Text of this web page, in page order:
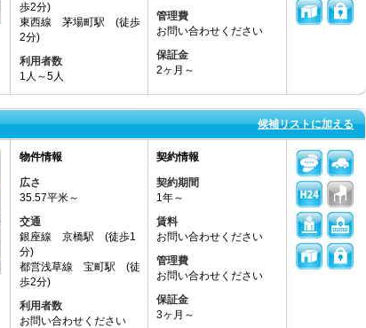
歩2分)
東西線 茅場町駅 (徒歩
2分)
利用者数
1人～5人
管理費
お問い合わせください
保証金
2ヶ月～
候補リストに加える
物件情報
広さ
35.57平米～
交通
銀座線 京橋駅 (徒歩1
分)
都営浅草線 宝町駅 (徒
歩2分)
利用者数
お問い合わせください
契約情報
契約期間
1年～
賃料
お問い合わせください
管理費
お問い合わせください
保証金
3ヶ月～